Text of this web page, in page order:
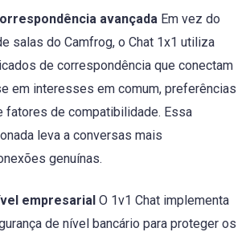
avançada Em vez do
salas do Camfrog, o Chat 1x1 utiliza
de correspondência que conectam
em interesses em comum, preferências
fatores de compatibilidade. Essa
leva a conversas mais
genuínas.
empresarial O 1v1 Chat implementa
de nível bancário para proteger os